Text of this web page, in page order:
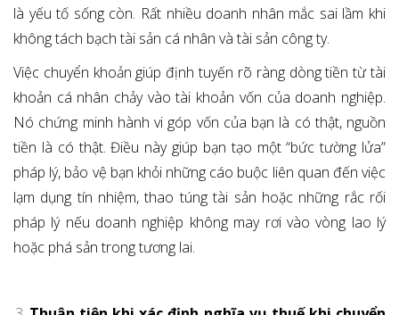
là yếu tố sống còn. Rất nhiều doanh nhân mắc sai lầm khi
không tách bạch tài sản cá nhân và tài sản công ty.
Việc chuyển khoản giúp định tuyến rõ ràng dòng tiền từ tài
khoản cá nhân chảy vào tài khoản vốn của doanh nghiệp.
Nó chứng minh hành vi góp vốn của bạn là có thật, nguồn
tiền là có thật. Điều này giúp bạn tạo một “bức tường lửa”
pháp lý, bảo vệ bạn khỏi những cáo buộc liên quan đến việc
lạm dụng tín nhiệm, thao túng tài sản hoặc những rắc rối
pháp lý nếu doanh nghiệp không may rơi vào vòng lao lý
hoặc phá sản trong tương lai.